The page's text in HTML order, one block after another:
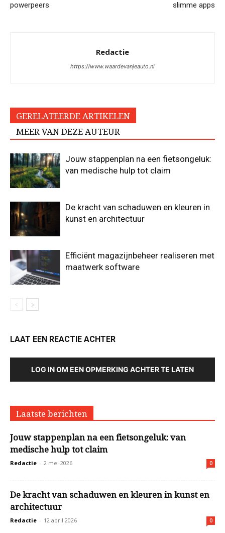
powerpeers
slimme apps
Redactie
https://www.waardevanjeauto.nl
GERELATEERDE ARTIKELEN
MEER VAN DEZE AUTEUR
Jouw stappenplan na een fietsongeluk:
van medische hulp tot claim
De kracht van schaduwen en kleuren in
kunst en architectuur
Efficiënt magazijnbeheer realiseren met
maatwerk software
LAAT EEN REACTIE ACHTER
LOG IN OM EEN OPMERKING ACHTER TE LATEN
Laatste berichten
Jouw stappenplan na een fietsongeluk: van
medische hulp tot claim
Redactie - 2 mei 2026 0
De kracht van schaduwen en kleuren in kunst en
architectuur
Redactie - 12 april 2026 0